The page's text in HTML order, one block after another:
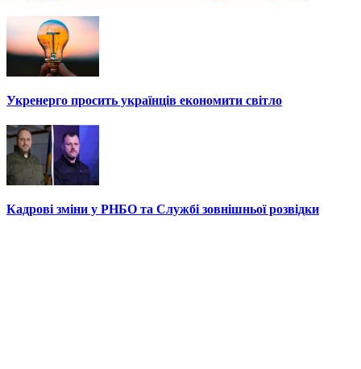
Укренерго просить українців економити світло
Кадрові зміни у РНБО та Службі зовнішньої розвідки